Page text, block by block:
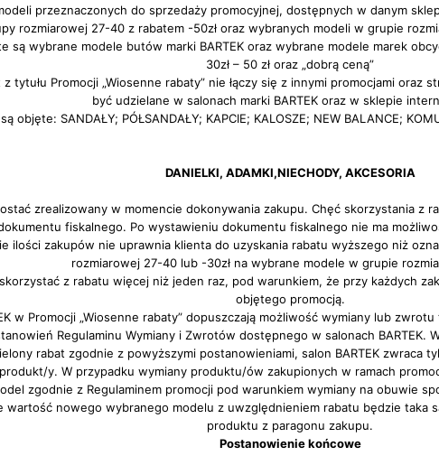
przeznaczonych do sprzedaży promocyjnej, dostępnych w danym
rozmiarowej 27-40 z rabatem -50zł oraz wybranych modeli w grupie
są wybrane modele butów marki BARTEK oraz wybrane modele marek
30zł – 50 zł oraz „dobrą ceną”
tytułu Promocji „Wiosenne rabaty” nie łączy się z innymi promocjami oraz
być udzielane w salonach marki BARTEK oraz w sklepie
objęte: SANDAŁY; PÓŁSANDAŁY; KAPCIE; KALOSZE; NEW BALANCE;
DANIELKI, ADAMKI,NIECHODY, AKCESORIA
zrealizowany w momencie dokonywania zakupu. Chęć skorzystania z
fiskalnego. Po wystawieniu dokumentu fiskalnego nie ma
ilości zakupów nie uprawnia klienta do uzyskania rabatu wyższego niż
rozmiarowej 27-40 lub -30zł na wybrane modele w grupie
z rabatu więcej niż jeden raz, pod warunkiem, że przy każdych
objętego promocją.
w Promocji „Wiosenne rabaty” dopuszczają możliwość wymiany lub
Regulaminu Wymiany i Zwrotów dostępnego w salonach
rabat zgodnie z powyższymi postanowieniami, salon BARTEK zwraca
y. W przypadku wymiany produktu/ów zakupionych w ramach
zgodnie z Regulaminem promocji pod warunkiem wymiany na obuwie
wartość nowego wybranego modelu z uwzględnieniem rabatu będzie taka
produktu z paragonu zakupu.
Postanowienie końcowe